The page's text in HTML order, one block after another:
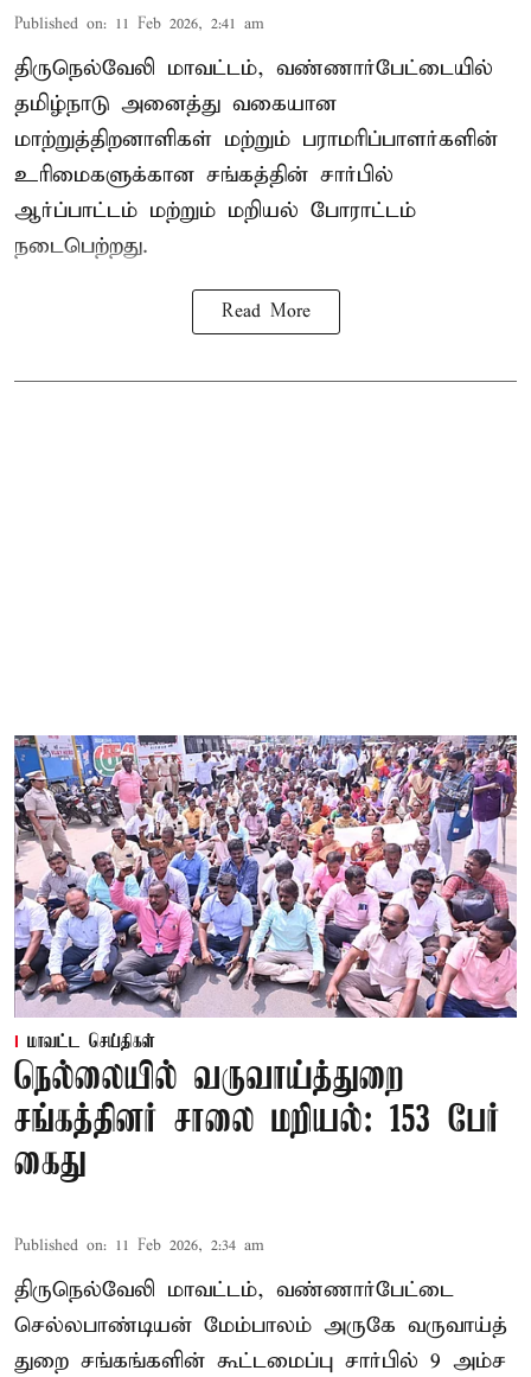
Published on: 11 Feb 2026, 2:41 am
திருநெல்வேலி மாவட்டம், வண்ணார்பேட்டையில்
தமிழ்நாடு அனைத்து வகையான
மாற்றுத்திறனாளிகள் மற்றும் பராமரிப்பாளர்களின்
உரிமைகளுக்கான சங்கத்தின் சார்பில்
ஆர்ப்பாட்டம் மற்றும் மறியல் போராட்டம்
நடைபெற்றது.
Read More
மாவட்ட செய்திகள்
நெல்லையில் வருவாய்த்துறை
சங்கத்தினர் சாலை மறியல்: 153 பேர்
கைது
Published on: 11 Feb 2026, 2:34 am
திருநெல்வேலி மாவட்டம், வண்ணார்பேட்டை
செல்லபாண்டியன் மேம்பாலம் அருகே வருவாய்த்
துறை சங்கங்களின் கூட்டமைப்பு சார்பில் 9 அம்ச